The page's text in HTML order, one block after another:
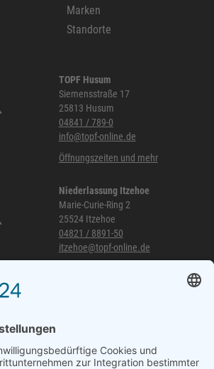
Marken
Standorte
TOPF Husum
Siemensstraße 17
25813 Husum
04841 / 789-0
info@topf-online.de
Öffnungszeiten und mehr
Niederlassung Itzehoe
Marie-Curie-Ring 2
25524 Itzehoe
04821 / 8891-50
itzehoe@topf-online.de
040 / 21 04 04 04-04
glinde@topf-online.de